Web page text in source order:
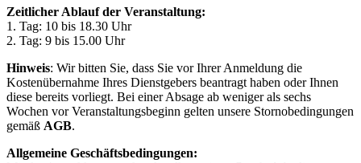
Zeitlicher Ablauf der Veranstaltung:
1. Tag: 10 bis 18.30 Uhr
2. Tag: 9 bis 15.00 Uhr
Hinweis: Wir bitten Sie, dass Sie vor Ihrer Anmeldung die
Kostenübernahme Ihres Dienstgebers beantragt haben oder Ihnen
diese bereits vorliegt. Bei einer Absage ab weniger als sechs
Wochen vor Veranstaltungsbeginn gelten unsere Stornobedingungen
gemäß AGB.
Allgemeine Geschäftsbedingungen: